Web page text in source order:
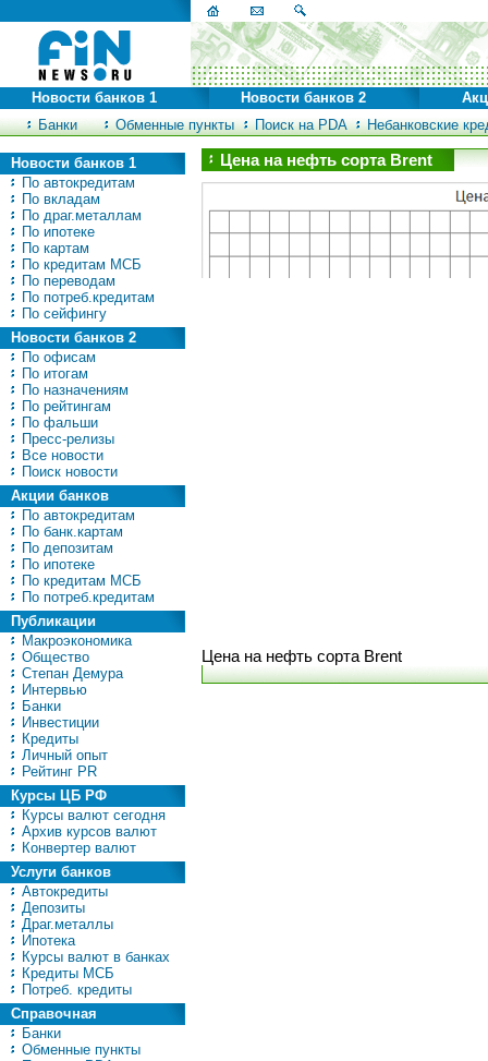
Банки Обменные пункты Поиск на PDA Небанковские
Новости банков 1 Новости банков 2
Новости банков 1
По автокредитам
По вкладам
По драг.металлам
По ипотеке
По картам
По кредитам МСБ
По переводам
По потреб.кредитам
По сейфингу
Новости банков 2
По офисам
По итогам
По назначениям
По рейтингам
По фальши
Пресс-релизы
Все новости
Поиск новости
Акции банков
По автокредитам
По банк.картам
По депозитам
По ипотеке
По кредитам МСБ
По потреб.кредитам
Публикации
Макроэкономика
Общество
Степан Демура
Интервью
Банки
Инвестиции
Кредиты
Личный опыт
Рейтинг PR
Курсы ЦБ РФ
Курсы валют сегодня
Архив курсов валют
Конвертер валют
Услуги банков
Автокредиты
Депозиты
Драг.металлы
Ипотека
Курсы валют в банках
Кредиты МСБ
Потреб. кредиты
Справочная
Банки
Обменные пункты
Цена на нефть сорта Brent
Цена на нефть сорта Brent